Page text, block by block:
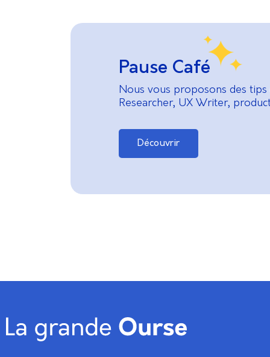
Pause Café
Nous vous proposons des tips
Researcher, UX Writer,
Découvrir